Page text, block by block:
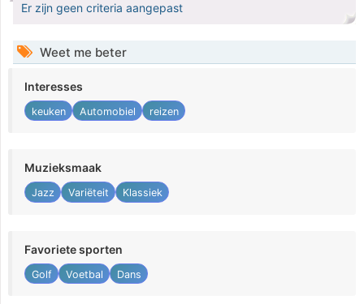
Er zijn geen criteria aangepast
Weet me beter
Interesses
keuken Automobiel reizen
Muzieksmaak
Jazz Variëteit Klassiek
Favoriete sporten
Golf Voetbal Dans